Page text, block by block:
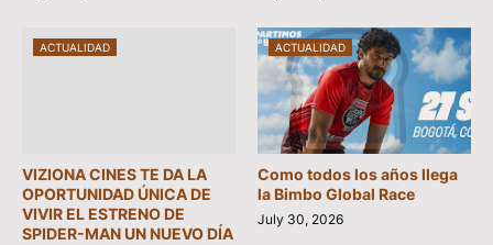
ACTUALIDAD
VIZIONA CINES TE DA LA
OPORTUNIDAD ÚNICA DE
VIVIR EL ESTRENO DE
SPIDER-MAN UN NUEVO DÍA
ACTUALIDAD
Como todos los años llega
la Bimbo Global Race
July 30, 2026